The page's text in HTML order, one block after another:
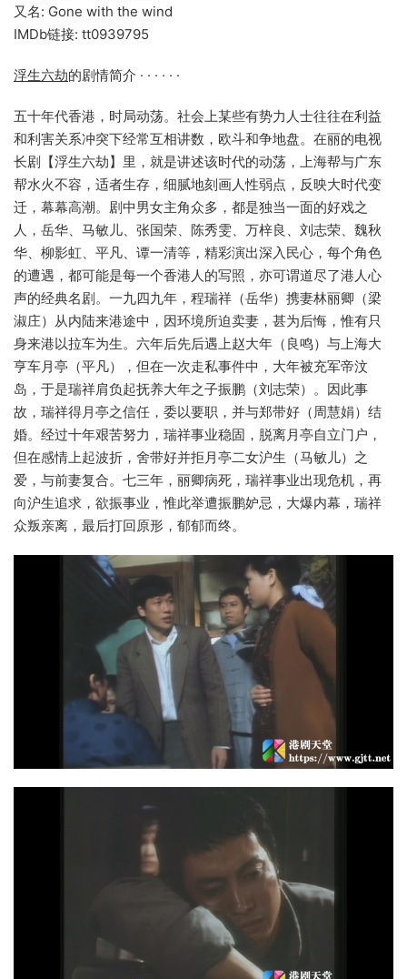
又名: Gone with the wind
IMDb链接: tt0939795
浮生六劫的剧情简介 · · · · · ·
五十年代香港，时局动荡。社会上某些有势力人士往往在利益
和利害关系冲突下经常互相讲数，欧斗和争地盘。在丽的电视
长剧【浮生六劫】里，就是讲述该时代的动荡，上海帮与广东
帮水火不容，适者生存，细腻地刻画人性弱点，反映大时代变
迁，幕幕高潮。剧中男女主角众多，都是独当一面的好戏之
人，岳华、马敏儿、张国荣、陈秀雯、万梓良、刘志荣、魏秋
华、柳影虹、平凡、谭一清等，精彩演出深入民心，每个角色
的遭遇，都可能是每一个香港人的写照，亦可谓道尽了港人心
声的经典名剧。一九四九年，程瑞祥（岳华）携妻林丽卿（梁
淑庄）从内陆来港途中，因环境所迫卖妻，甚为后悔，惟有只
身来港以拉车为生。六年后先后遇上赵大年（良鸣）与上海大
亨车月亭（平凡），但在一次走私事件中，大年被充军帝汶
岛，于是瑞祥肩负起抚养大年之子振鹏（刘志荣）。因此事
故，瑞祥得月亭之信任，委以要职，并与郑带好（周慧娟）结
婚。经过十年艰苦努力，瑞祥事业稳固，脱离月亭自立门户，
但在感情上起波折，舍带好并拒月亭二女沪生（马敏儿）之
爱，与前妻复合。七三年，丽卿病死，瑞祥事业出现危机，再
向沪生追求，欲振事业，惟此举遭振鹏妒忌，大爆内幕，瑞祥
众叛亲离，最后打回原形，郁郁而终。